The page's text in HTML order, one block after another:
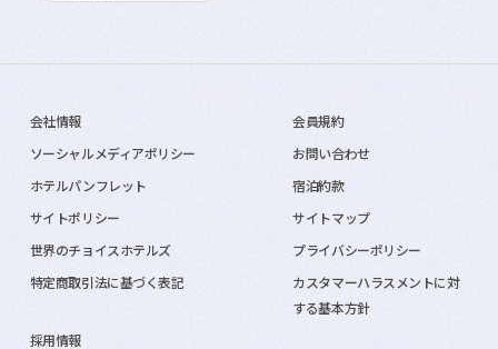
会社情報
会員規約
ソーシャルメディアポリシー
お問い合わせ
ホテルパンフレット
宿泊約款
サイトポリシー
サイトマップ
世界のチョイスホテルズ
プライバシーポリシー
特定商取引法に基づく表記
カスタマーハラスメントに対
する基本方針
採用情報